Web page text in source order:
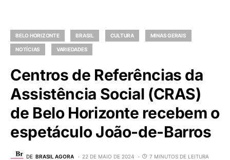
BELO HORIZONTE BRASIL CULTURA MINAS GERAIS
NOTÍCIAS VARIEDADES
Centros de Referências da
Assistência Social (CRAS)
de Belo Horizonte recebem o
espetáculo João-de-Barros
DE BRASIL AGORA 22 DE MAIO DE 2024 7 MINUTOS DE LEITURA